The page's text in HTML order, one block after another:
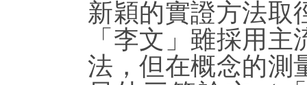
新穎的實證方法取
「李文」雖採用
法，但在概念的測